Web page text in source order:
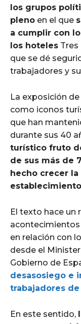
los grupos
pleno en el que
a cumplir con
los hoteles Tres
que se dé
trabajadores y
La exposición
como iconos
que han
durante sus 40
turístico fruto
de sus más de
hecho crecer
El texto hace un
en relación con
desde el
Gobierno de
desasosiego e
trabajadores
En este sentido,